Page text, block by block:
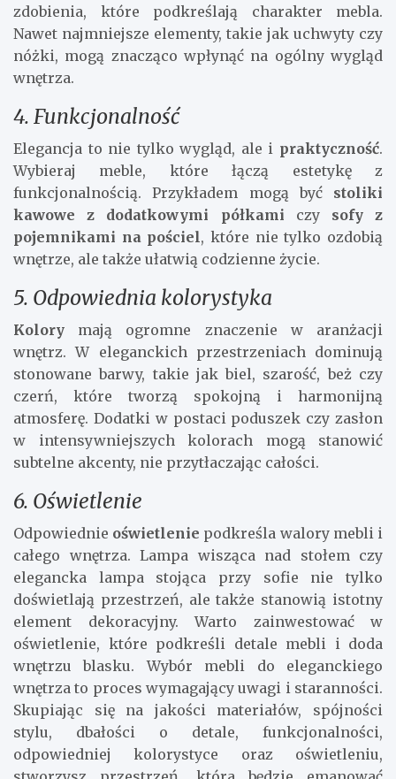
zdobienia, które podkreślają charakter mebla.
Nawet najmniejsze elementy, takie jak uchwyty czy
nóżki, mogą znacząco wpłynąć na ogólny wygląd
wnętrza.
4. Funkcjonalność
Elegancja to nie tylko wygląd, ale i praktyczność.
Wybieraj meble, które łączą estetykę z
funkcjonalnością. Przykładem mogą być stoliki
kawowe z dodatkowymi półkami czy sofy z
pojemnikami na pościel, które nie tylko ozdobią
wnętrze, ale także ułatwią codzienne życie.
5. Odpowiednia kolorystyka
Kolory mają ogromne znaczenie w aranżacji
wnętrz. W eleganckich przestrzeniach dominują
stonowane barwy, takie jak biel, szarość, beż czy
czerń, które tworzą spokojną i harmonijną
atmosferę. Dodatki w postaci poduszek czy zasłon
w intensywniejszych kolorach mogą stanowić
subtelne akcenty, nie przytłaczając całości.
6. Oświetlenie
Odpowiednie oświetlenie podkreśla walory mebli i
całego wnętrza. Lampa wisząca nad stołem czy
elegancka lampa stojąca przy sofie nie tylko
doświetlają przestrzeń, ale także stanowią istotny
element dekoracyjny. Warto zainwestować w
oświetlenie, które podkreśli detale mebli i doda
wnętrzu blasku. Wybór mebli do eleganckiego
wnętrza to proces wymagający uwagi i staranności.
Skupiając się na jakości materiałów, spójności
stylu, dbałości o detale, funkcjonalności,
odpowiedniej kolorystyce oraz oświetleniu,